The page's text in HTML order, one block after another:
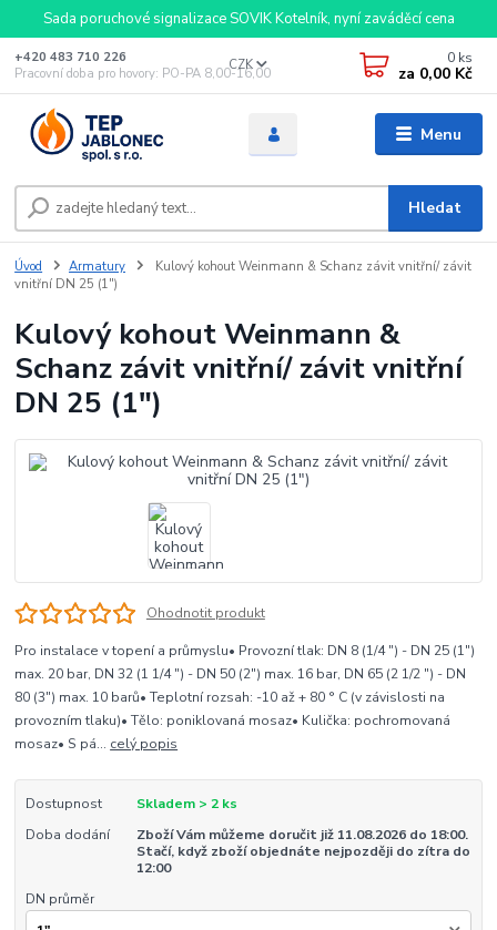
Sada poruchové signalizace SOVIK Kotelník, nyní zaváděcí cena
Menu
CZK
Hledat
+420 483 710 226
Pracovní doba pro hovory: PO-PA 8,00-16,00
0 ks
za 0,00 Kč
Úvod Armatury
Kulový kohout Weinmann & Schanz závit vnitřní/ závit
vnitřní DN 25 (1")
Kulový kohout Weinmann &
Schanz závit vnitřní/ závit vnitřní
DN 25 (1")
Ohodnotit produkt
Pro instalace v topení a průmyslu• Provozní tlak: DN 8 (1/4 ") - DN 25 (1")
max. 20 bar, DN 32 (1 1/4 ") - DN 50 (2") max. 16 bar, DN 65 (2 1/2 ") - DN
80 (3") max. 10 barů• Teplotní rozsah: -10 až + 80 ° C (v závislosti na
provozním tlaku)• Tělo: poniklovaná mosaz• Kulička: pochromovaná
mosaz• S pá... celý popis
Dostupnost
Skladem > 2 ks
Doba dodání
Zboží Vám můžeme doručit již 11.08.2026 do 18:00.
Stačí, když zboží objednáte nejpozději do zítra do
12:00
DN průměr